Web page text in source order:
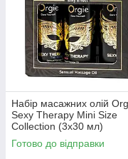
Набір масажних олій
Sexy Therapy Mini Size
Collection (3х30 мл)
Готово до відправки